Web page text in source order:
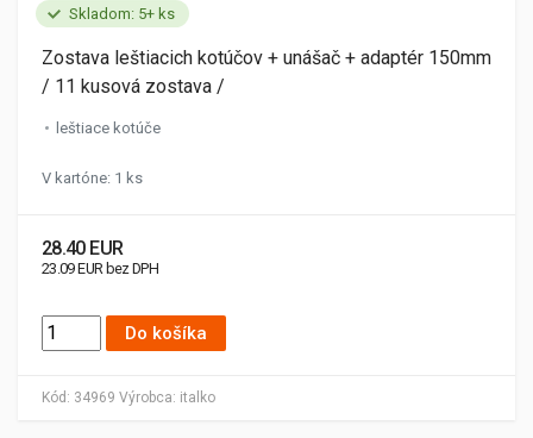
Skladom: 5+ ks
Kód: 34969 Výrobca: italko
Zostava leštiacich kotúčov + unášač + adaptér 150mm
/ 11 kusová zostava /
leštiace kotúče
V kartóne: 1 ks
28.40 EUR
23.09 EUR bez DPH
Do košíka